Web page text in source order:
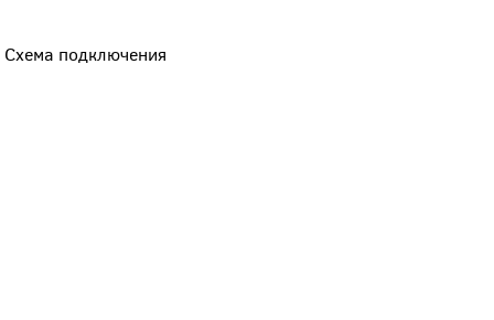
Схема подключения